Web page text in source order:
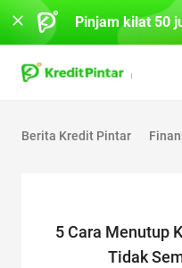
Berita Kredit Pintar
5 Cara Menutup
Tidak
Pinjam kilat 50